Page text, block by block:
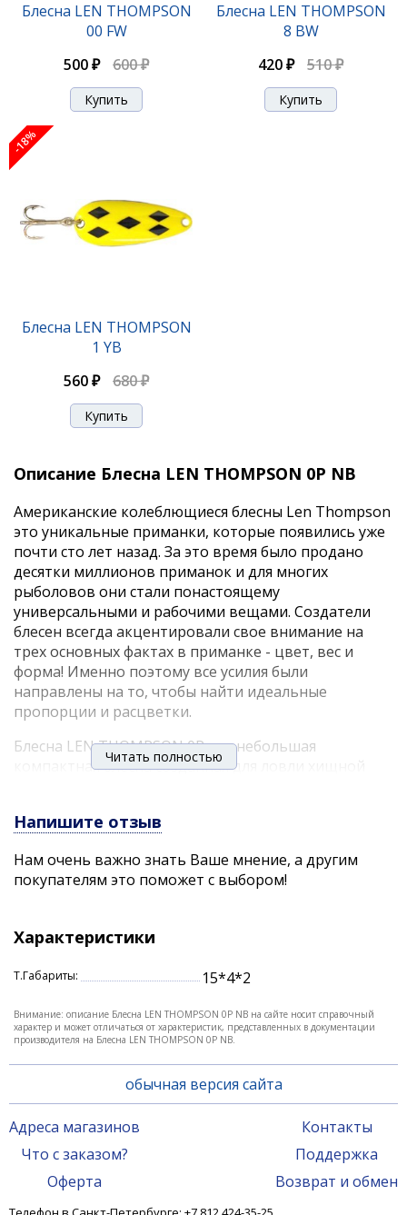
Блесна LEN THOMPSON
00 FW
500 ₽
600 ₽
Блесна LEN THOMPSON
8 BW
420 ₽
510 ₽
-18%
Блесна LEN THOMPSON
1 YB
560 ₽
680 ₽
Описание Блесна LEN THOMPSON 0P NB
Американские колеблющиеся блесны Len Thompson
это уникальные приманки, которые появились уже
почти сто лет назад. За это время было продано
десятки миллионов приманок и для многих
рыболовов они стали понастоящему
универсальными и рабочими вещами. Создатели
блесен всегда акцентировали свое внимание на
трех основных фактах в приманке - цвет, вес и
форма! Именно поэтому все усилия были
направлены на то, чтобы найти идеальные
пропорции и расцветки.
Блесна LEN THOMPSON 0P это небольшая
компактная блесна созданная для ловли хищной
любую хищную рыбу.
Большой выбор различных расцветок, от классики
до весьма оригинальных, надежные крючки и
условиями ловли.
Характеристики:
длина: 6,35 см.
вес: 17,72 гр.
Читать полностью
Напишите отзыв
Нам очень важно знать Ваше мнение, а другим
покупателям это поможет с выбором!
Характеристики
Т.Габариты: 15*4*2
Внимание: описание Блесна LEN THOMPSON 0P NB на сайте носит справочный
характер и может отличаться от характеристик, представленных в документации
производителя на Блесна LEN THOMPSON 0P NB.
обычная версия сайта
Адреса магазинов
Что с заказом?
Оферта
Контакты
Поддержка
Возврат и обмен